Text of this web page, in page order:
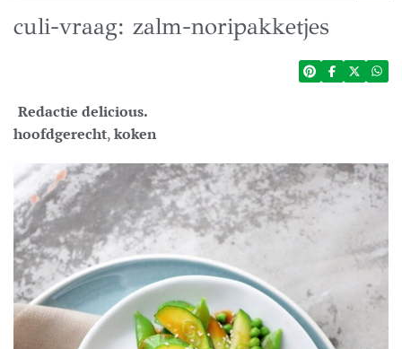
culi-vraag: zalm-noripakketjes
Redactie delicious.
hoofdgerecht,koken